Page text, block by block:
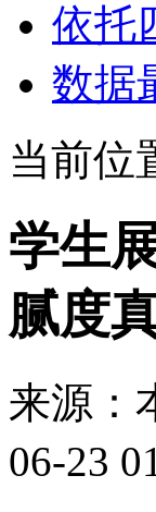
依托
数据
当前位
学生
腻度
来源
06-23